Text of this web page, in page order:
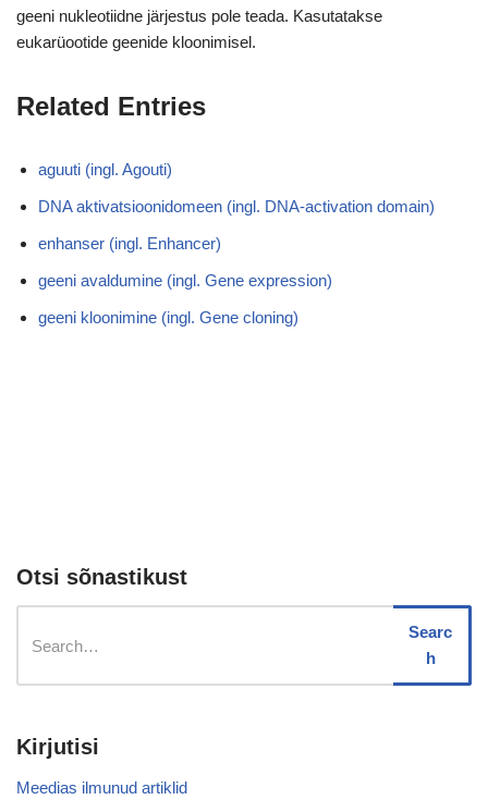
geeni nukleotiidne järjestus pole teada. Kasutatakse
eukarüootide geenide kloonimisel.
Related Entries
aguuti (ingl. Agouti)
DNA aktivatsioonidomeen (ingl. DNA-activation domain)
enhanser (ingl. Enhancer)
geeni avaldumine (ingl. Gene expression)
geeni kloonimine (ingl. Gene cloning)
Otsi sõnastikust
Searc
h
Kirjutisi
Meedias ilmunud artiklid